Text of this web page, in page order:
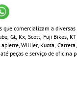
que comercializam a
Gt, Kx, Scott, Fuji Bikes,
Willier, Kuota,
peças e serviço de oficina